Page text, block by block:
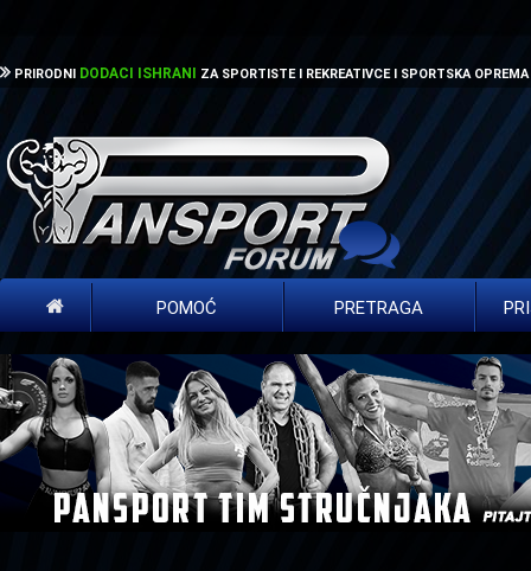
PRIRODNI DODACI ISHRANI ZA SPORTISTE I REKREATIVCE I SPORTSKA OPREMA
POMOĆ PRETRAGA